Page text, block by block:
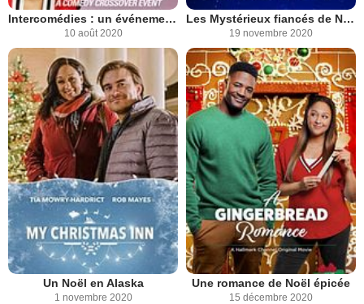
Intercomédies : un événement sportif
10 août 2020
Les Mystérieux fiancés de Noël
19 novembre 2020
Un Noël en Alaska
1 novembre 2020
Une romance de Noël épicée
15 décembre 2020